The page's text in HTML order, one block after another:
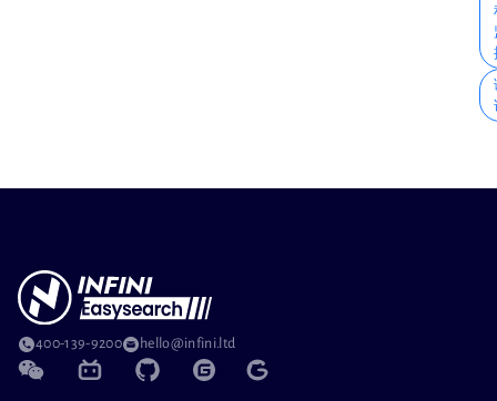
400-139-9200 hello@infini.ltd